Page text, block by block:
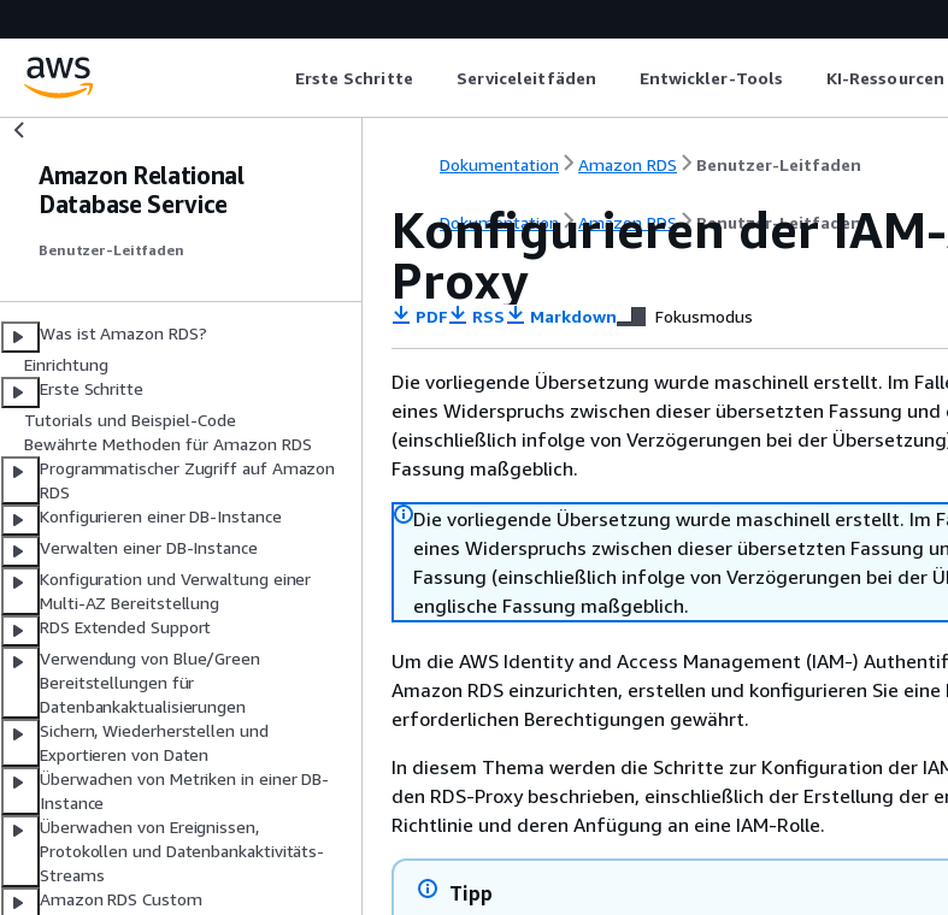
Erste Schritte Serviceleitfäden Entwickler-Tools KI-Ressourcen
Amazon Relational
Database Service
Benutzer-Leitfaden
Was ist Amazon RDS?
Einrichtung
Erste Schritte
Tutorials und Beispiel-Code
Bewährte Methoden für Amazon RDS
Programmatischer Zugriff auf Amazon
RDS
Konfigurieren einer DB-Instance
Verwalten einer DB-Instance
Konfiguration und Verwaltung einer
Multi-AZ Bereitstellung
RDS Extended Support
Verwendung von Blue/Green
Bereitstellungen für
Datenbankaktualisierungen
Sichern, Wiederherstellen und
Exportieren von Daten
Überwachen von Metriken in einer DB-
Instance
Überwachen von Ereignissen,
Protokollen und Datenbankaktivitäts-
Streams
Amazon RDS Custom
Dokumentation Amazon RDS Benutzer-Leitfaden
Dokumentation Amazon RDS Benutzer-Leitfaden
Konfigurieren der
Proxy
PDF RSS Markdown Fokusmodus
Die vorliegende Übersetzung wurde maschinell erstellt. Im
eines Widerspruchs zwischen dieser übersetzten Fassung und
(einschließlich infolge von Verzögerungen bei der
Fassung maßgeblich.
Die vorliegende Übersetzung wurde maschinell erstellt. Im
eines Widerspruchs zwischen dieser übersetzten Fassung
Fassung (einschließlich infolge von Verzögerungen bei der
englische Fassung maßgeblich.
Um die AWS Identity and Access Management (IAM-)
Amazon RDS einzurichten, erstellen und konfigurieren Sie
erforderlichen Berechtigungen gewährt.
In diesem Thema werden die Schritte zur Konfiguration der
den RDS-Proxy beschrieben, einschließlich der Erstellung der
Richtlinie und deren Anfügung an eine IAM-Rolle.
Tipp